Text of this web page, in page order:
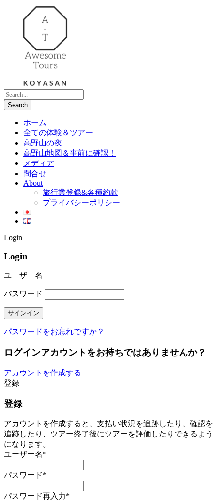
ホーム
全ての体験＆ツアー
高野山の夜
高野山地図＆事前に確認！
メディア
問合せ
About
旅行業登録&各種約款
プライバシーポリシー
Login
Login
ユーザー名
パスワード
パスワードをお忘れですか？
ログインアカウントをお持ちではありませんか？
アカウントを作成する
登録
登録
アカウントを作成すると、支払い状況を追跡したり、確認を
追跡したり、ツアー終了後にツアーを評価したりできるよう
になります。
ユーザー名*
パスワード*
パスワード再入力*